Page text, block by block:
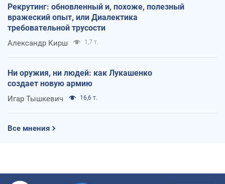
Рекрутинг: обновленный и, похоже, полезный
вражеский опыт, или Диалектика
требовательной трусости
Александр Кирш 1,7 т.
Ни оружия, ни людей: как Лукашенко
создает новую армию
Игар Тышкевич 16,6 т.
Все мнения